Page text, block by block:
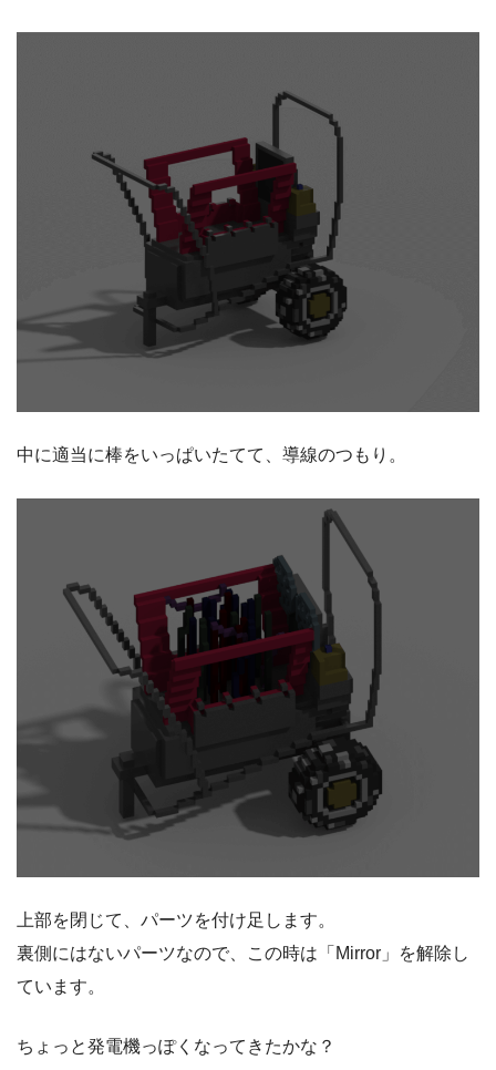
中に適当に棒をいっぱいたてて、導線のつもり。
上部を閉じて、パーツを付け足します。
裏側にはないパーツなので、この時は「Mirror」を解除し
ています。
ちょっと発電機っぽくなってきたかな？